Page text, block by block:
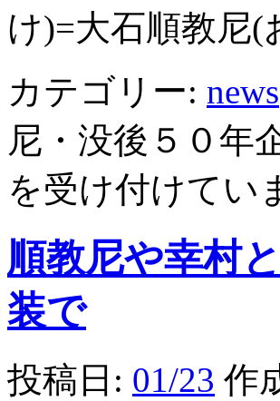
け)=大石順教尼
カテゴリー: news
尼・没後５０年
を受け付けてい
順教尼や幸村
装で
投稿日: 01/23 作